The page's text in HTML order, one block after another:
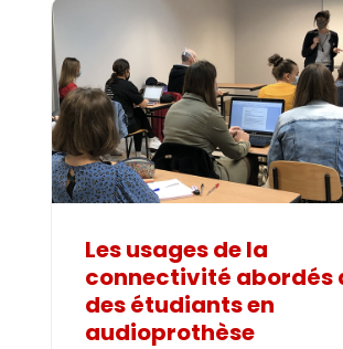
Les usages de la
connectivité abordés
des étudiants en
audioprothèse